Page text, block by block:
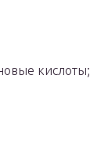
кислоты;